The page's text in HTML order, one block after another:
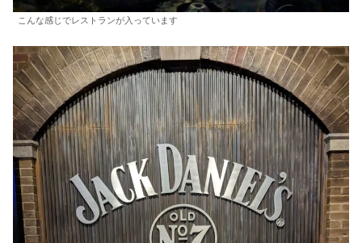
こんな感じでレストランが入っています